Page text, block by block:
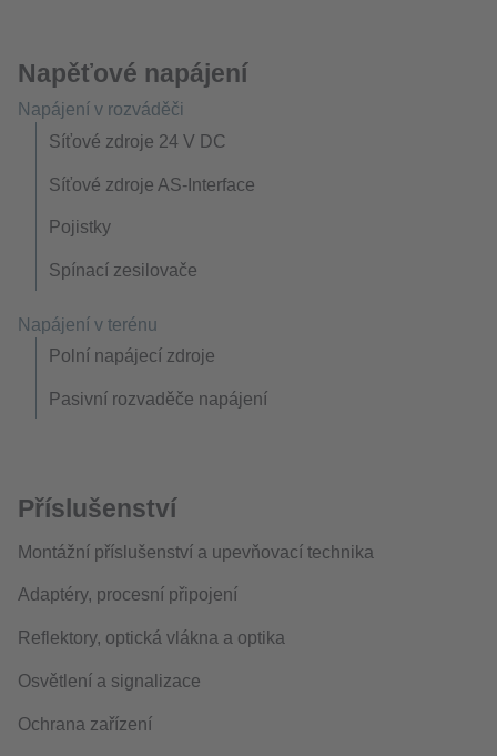
Napěťové napájení
Napájení v rozváděči
Síťové zdroje 24 V DC
Síťové zdroje AS-Interface
Pojistky
Spínací zesilovače
Napájení v terénu
Polní napájecí zdroje
Pasivní rozvaděče napájení
Příslušenství
Montážní příslušenství a upevňovací technika
Adaptéry, procesní připojení
Reflektory, optická vlákna a optika
Osvětlení a signalizace
Ochrana zařízení